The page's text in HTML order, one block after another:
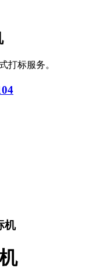
打标服务。
机